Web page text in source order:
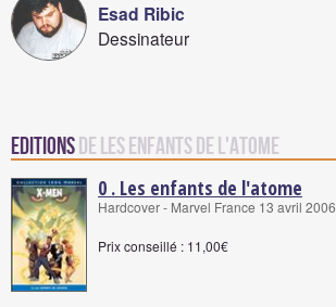
Esad Ribic
Dessinateur
Editionsde Les enfants de l'atome
0 . Les enfants de l'atome
Hardcover - Marvel France 13 avril 2006
Prix conseillé : 11,00€